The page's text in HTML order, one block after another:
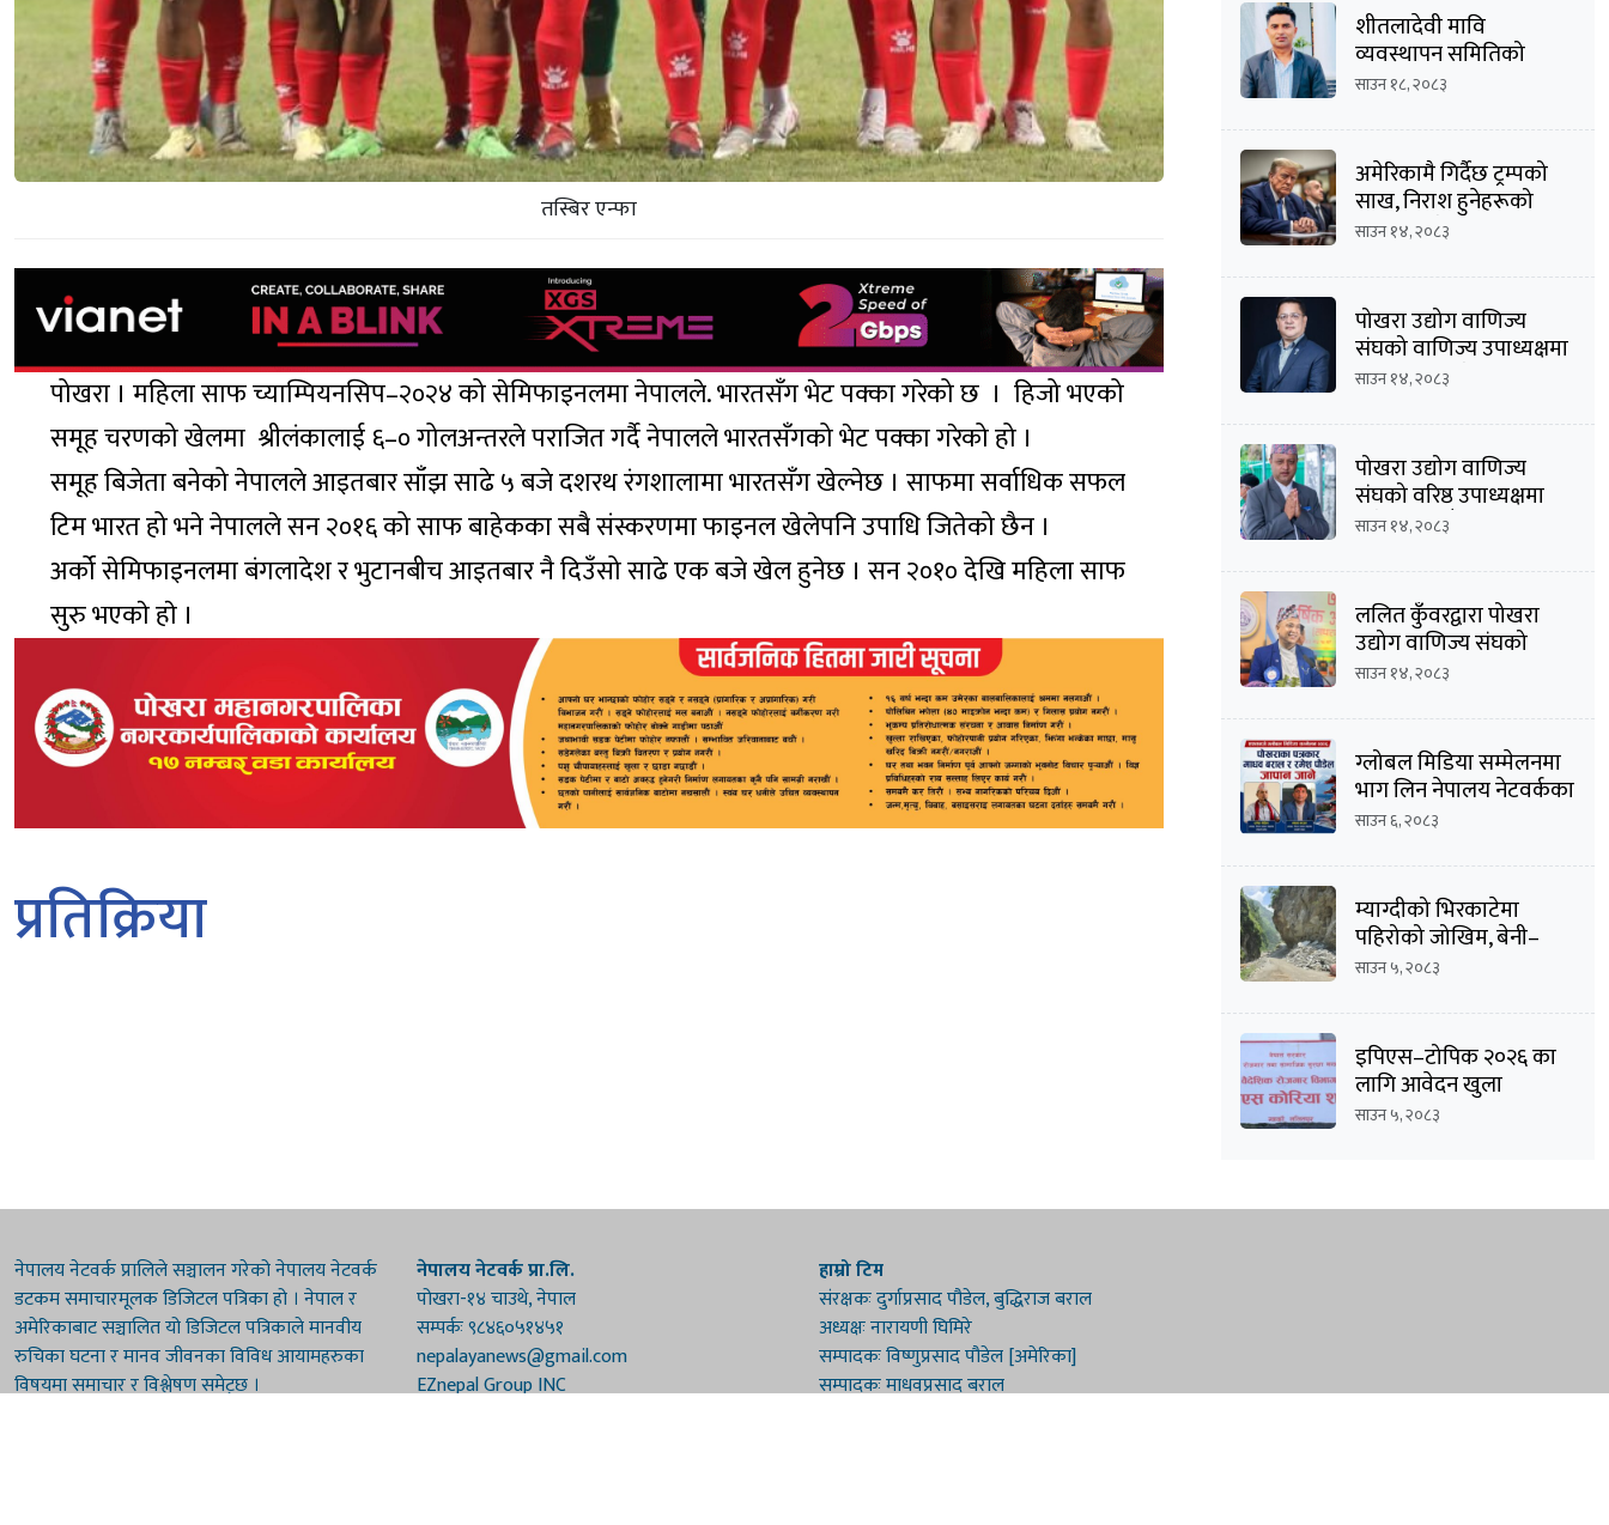
तस्बिर एन्फा
पोखरा । महिला साफ च्याम्पियनसिप–२०२४ को सेमिफाइनलमा नेपालले. भारतसँग भेट पक्का गरेको छ । हिजो भएको
समूह चरणको खेलमा श्रीलंकालाई ६–० गोलअन्तरले पराजित गर्दै नेपालले भारतसँगको भेट पक्का गरेको हो ।
समूह बिजेता बनेको नेपालले आइतबार साँझ साढे ५ बजे दशरथ रंगशालामा भारतसँग खेल्नेछ । साफमा सर्वाधिक सफल
टिम भारत हो भने नेपालले सन २०१६ को साफ बाहेकका सबै संस्करणमा फाइनल खेलेपनि उपाधि जितेको छैन ।
अर्को सेमिफाइनलमा बंगलादेश र भुटानबीच आइतबार नै दिउँसो साढे एक बजे खेल हुनेछ । सन २०१० देखि महिला साफ
सुरु भएकाे हाे ।
प्रतिक्रिया
शीतलादेवी मावि
व्यवस्थापन समितिको
अध्यक्षमा दीपक कार्की
साउन १८, २०८३
अमेरिकामै गिर्दैछ ट्रम्पको
साख, निराश हुनेहरूको
संख्या बढ्दै
साउन १४, २०८३
पोखरा उद्योग वाणिज्य
संघको वाणिज्य उपाध्यक्षमा
मनोज कुमार श्रेष्ठको
साउन १४, २०८३
पोखरा उद्योग वाणिज्य
संघको वरिष्ठ उपाध्यक्षमा
दिनेशचन्द्र बाँस्तोलाको
साउन १४, २०८३
ललित कुँवरद्वारा पोखरा
उद्योग वाणिज्य संघको
उद्योग उपाध्यक्ष पदमा
साउन १४, २०८३
ग्लोबल मिडिया सम्मेलनमा
भाग लिन नेपालय नेटवर्कका
सम्पादक माधव
प्रस्थान
साउन ६, २०८३
म्याग्दीको भिरकाटेमा
पहिरोको जोखिम, बेनी–
जोमसोम सडक असुरक्षित
साउन ५, २०८३
इपिएस–टोपिक २०२६ का
लागि आवेदन खुला
साउन ५, २०८३
नेपालय नेटवर्क प्रालिले सञ्चालन गरेको नेपालय नेटवर्क
डटकम समाचारमूलक डिजिटल पत्रिका हो । नेपाल र
अमेरिकाबाट सञ्चालित यो डिजिटल पत्रिकाले मानवीय
रुचिका घटना र मानव जीवनका विविध आयामहरुका
विषयमा समाचार र विश्लेषण समेट्छ ।
नेपालय नेटवर्क प्रा.लि.
पोखरा-१४ चाउथे, नेपाल
सम्पर्कः ९८४६०५१४५१
nepalayanews@gmail.com
EZnepal Group INC
हाम्रो टिम
संरक्षकः दुर्गाप्रसाद पौडेल, बुद्धिराज बराल
अध्यक्षः नारायणी घिमिरे
सम्पादकः विष्णुप्रसाद पौडेल [अमेरिका]
सम्पादकः माधवप्रसाद बराल